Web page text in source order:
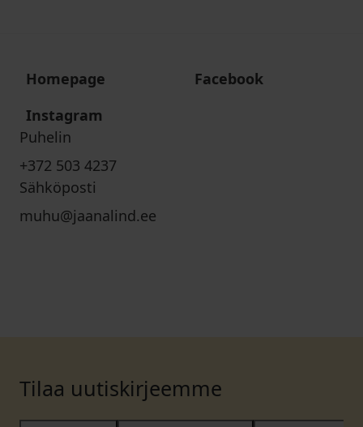
Homepage
Facebook
Instagram
Puhelin
+372 503 4237
Sähköposti
muhu@jaanalind.ee
Tilaa uutiskirjeemme